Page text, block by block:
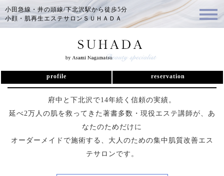
小田急線・井の頭線/下北沢駅から徒歩5分
小顔・肌再生エステサロンＳＵＨＡＤＡ
profile reservation
下北沢駅4分【SUHADA】初回体験エ
府中と下北沢で14年続く信頼の実績。
延べ2万人の肌を救ってきた著書多数・現役エステ講師が、あ
なたのためだけに
オーダーメイドで施術する、大人のための集中肌質改善エス
テサロンです。